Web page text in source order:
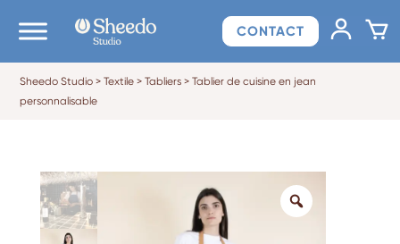
CONTACT
Sheedo Studio >Textile >Tabliers >Tablier de cuisine en jean
personnalisable